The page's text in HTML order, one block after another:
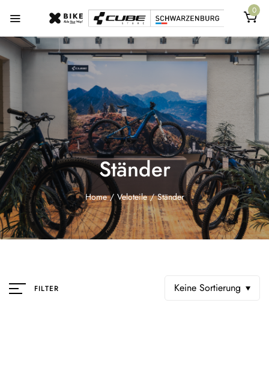
0
Ständer
Home / Veloteile / Ständer
FILTER Keine Sortierung